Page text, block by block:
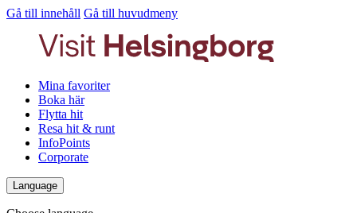
Gå till innehåll Gå till huvudmeny
Mina favoriter
Boka här
Flytta hit
Resa hit & runt
InfoPoints
Corporate
Language